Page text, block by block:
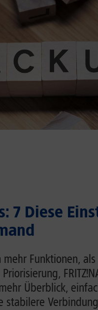
7 Diese
mehr Funktionen,
Überblick,
stabilere